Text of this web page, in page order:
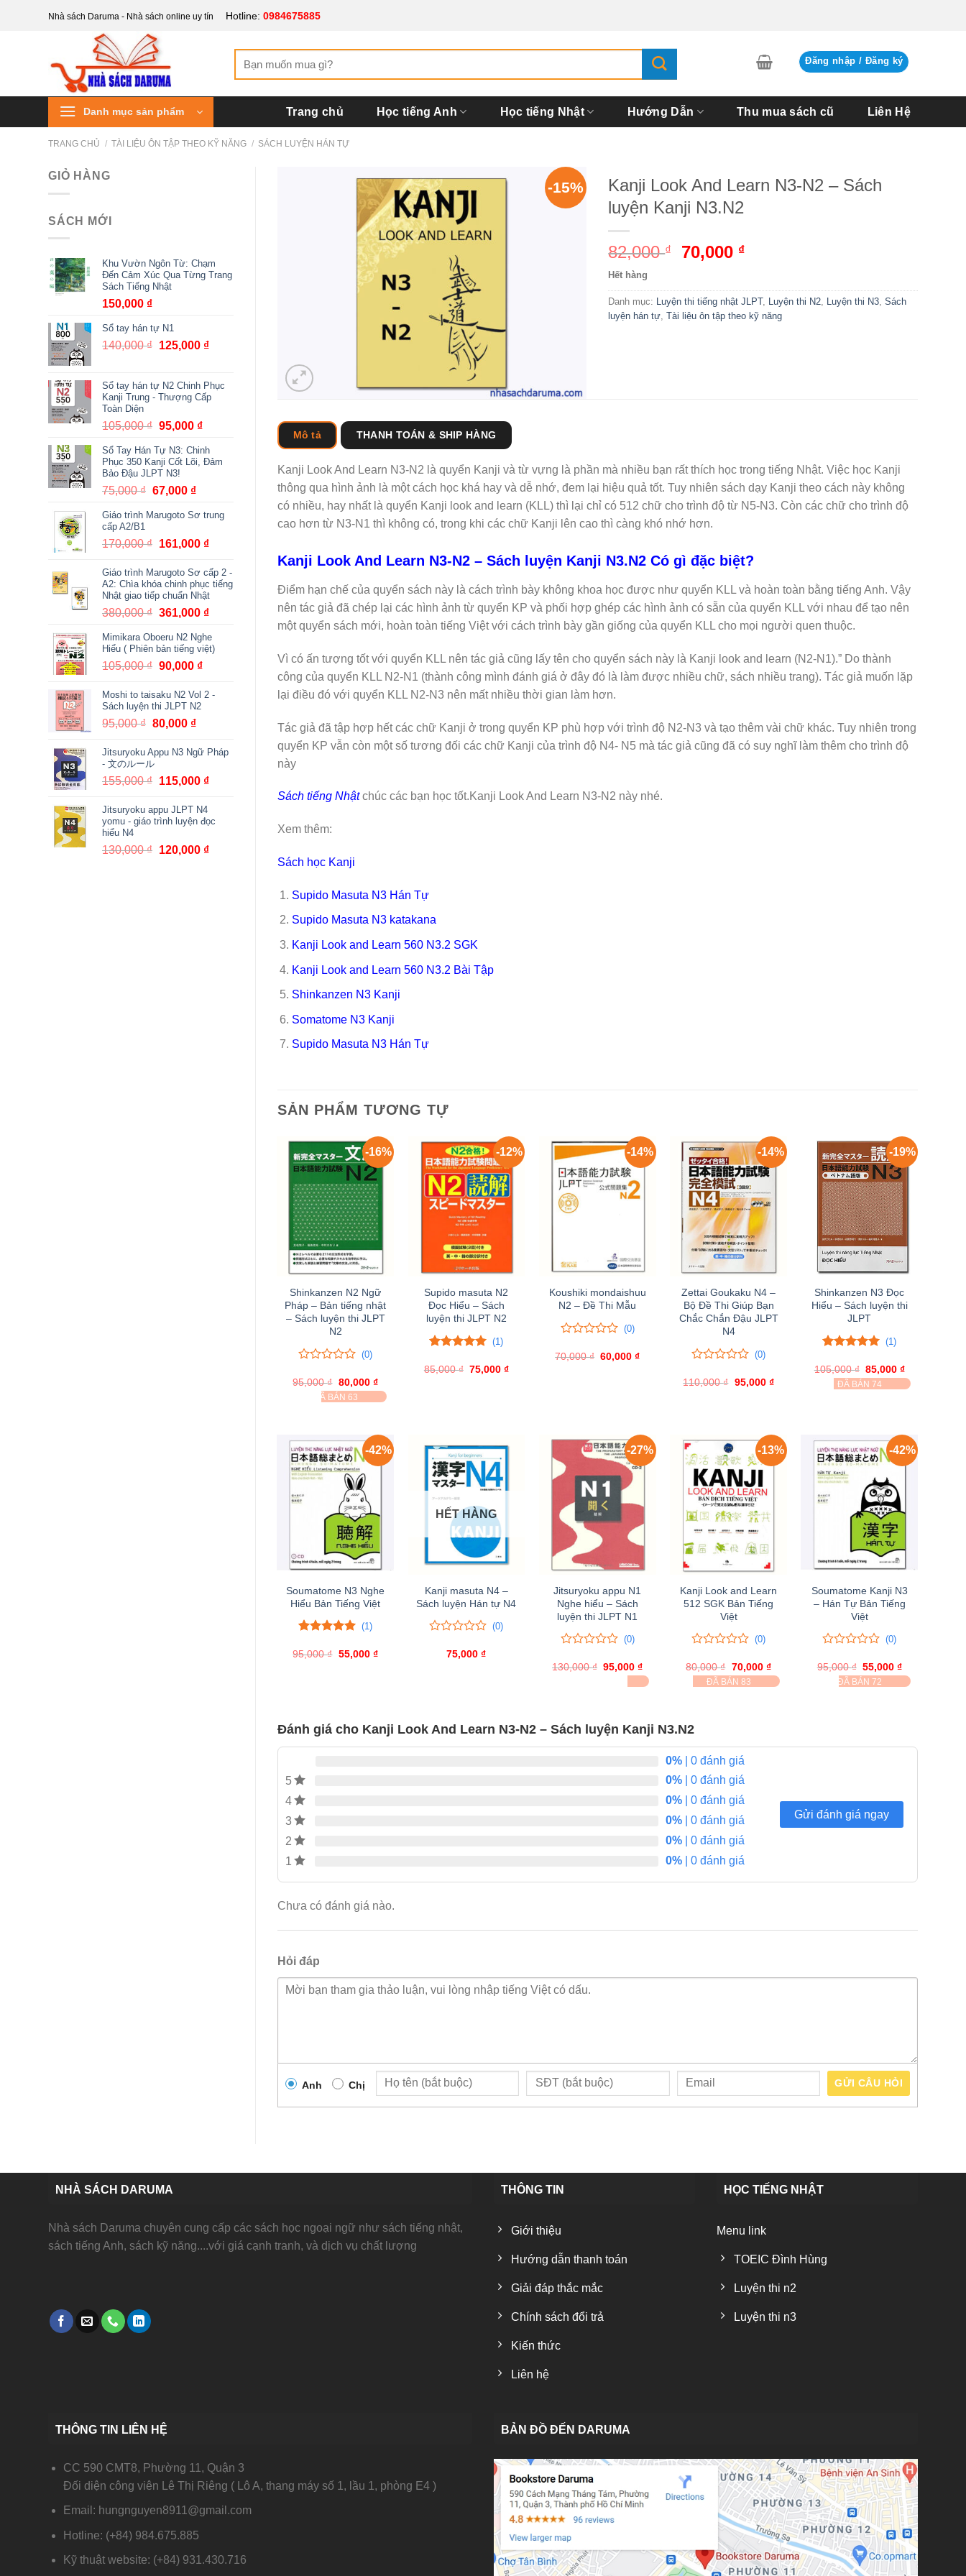
Nhà sách Daruma - Nhà sách online uy tín Hotline: 0984675885
kiếm:
Đăng nhập / Đăng ký
Danh mục sản phẩm Trang chủ Học tiếng Anh Học tiếng Nhật Hướng Dẫn Thu mua sách cũ Liên Hệ
TRANG CHỦ / TÀI LIỆU ÔN TẬP THEO KỸ NĂNG / SÁCH LUYỆN HÁN TỰ
GIỎ HÀNG
SÁCH MỚI
Khu Vườn Ngôn Từ: Chạm
Đến Cảm Xúc Qua Từng Trang
Sách Tiếng Nhật
150,000 ₫
Sổ tay hán tự N1
140,000₫ Giá
140,000 ₫.
125,000 ₫Giá
là:
Sổ tay hán tự N2 Chinh Phục
Kanji Trung - Thượng Cấp
Toàn Diện
105,000₫ Giá
là:
105,000 ₫.
95,000 ₫Giá
tại
Sổ Tay Hán Tự N3: Chinh
Phục 350 Kanji Cốt Lõi, Đảm
Bảo Đậu JLPT N3!
75,000₫ Giá
là:
67,000 ₫Giá
tại
67,000 ₫.
Giáo trình Marugoto Sơ trung
cấp A2/B1
170,000₫ Giá
là:
170,000 ₫.
161,000 ₫Giá
tại
là:
Giáo trình Marugoto Sơ cấp 2 -
A2: Chìa khóa chinh phục tiếng
Nhật giao tiếp chuẩn Nhật
380,000₫ Giá
là:
380,000 ₫.
361,000 ₫Giá
tại
là:
Mimikara Oboeru N2 Nghe
Hiểu ( Phiên bản tiếng việt)
105,000₫ Giá
là:
105,000 ₫.
90,000 ₫Giá
tại
Moshi to taisaku N2 Vol 2 -
Sách luyện thi JLPT N2
95,000₫ Giá
là:
95,000 ₫.
80,000 ₫Giá
tại
80,000 ₫.
Jitsuryoku Appu N3 Ngữ Pháp
- 文のルール
155,000₫ Giá
là:
155,000 ₫.
115,000 ₫Giá
là:
Jitsuryoku appu JLPT N4
yomu - giáo trình luyện đọc
hiểu N4
130,000₫ Giá
120,000 ₫Giá
-15%
Kanji Look And Learn N3-N2 – Sách
luyện Kanji N3.N2
82,000₫
Giá
là:
82,000 ₫.
70,000 ₫
tại
là:
70,000 ₫.
Hết hàng
Danh mục: Luyện thi tiếng nhật JLPT, Luyện thi N2 Luyện thi N3 ,Sách
luyện hán tự ,Tài liệu ôn tập theo kỹ năng
Mô tả THANH TOÁN & SHIP HÀNG
Kanji Look And Learn N3-N2 là quyển Kanji và từ vựng là phần mà nhiều bạn rất thích học trong tiếng Nhật. Việc học Kanji
thông qua hình ảnh là một cách học khá hay và dễ nhớ, đem lại hiệu quả tốt. Tuy nhiên sách dạy Kanji theo cách này không
có nhiều, hay nhất là quyển Kanji look and learn (KLL) thì lại chỉ có 512 chữ cho trình độ từ N5-N3. Còn các chữ cho trình độ
cao hơn từ N3-N1 thì không có, trong khi các chữ Kanji lên cao thì càng khó nhớ hơn.
Kanji Look And Learn N3-N2 – Sách luyện Kanji N3.N2 Có gì đặc biệt?
Điểm hạn chế của quyển sách này là cách trình bày không khoa học được như quyển KLL và hoàn toàn bằng tiếng Anh. Vậy
nên tác giả đã chép lại các hình ảnh từ quyển KP và phối hợp ghép các hình ảnh có sẵn của quyển KLL với nhau để tạo nên
một quyển sách mới, hoàn toàn tiếng Việt với cách trình bày gần giống của quyển KLL cho mọi người quen thuộc.
Vì có ấn tượng tốt với quyển KLL nên tác giả cũng lấy tên cho quyển sách này là Kanji look and learn (N2-N1).” Do thành
công của quyển KLL N2-N1 (thành công mình đánh giá ở đây đó là làm được nhiều chữ, sách nhiều trang). Tác giả muốn lặp
lại điều đó với quyển KLL N2-N3 nên mất nhiều thời gian làm hơn.
Tác giả đã tập hợp hết các chữ Kanji ở trong quyển KP phù hợp với trình độ N2-N3 và tạo thêm vài chữ khác. Tuy nhiên trong
quyển KP vẫn còn một số tương đối các chữ Kanji của trình độ N4- N5 mà tác giả cũng đã có suy nghĩ làm thêm cho trình độ
này
Sách tiếng Nhậtchúc các bạn học tốt.Kanji Look And Learn N3-N2 này nhé.
Xem thêm:
Sách học Kanji
Supido Masuta N3 Hán Tự
Supido Masuta N3 katakana
Kanji Look and Learn 560 N3.2 SGK
Kanji Look and Learn 560 N3.2 Bài Tập
Shinkanzen N3 Kanji
Somatome N3 Kanji
Supido Masuta N3 Hán Tự
SẢN PHẨM TƯƠNG TỰ
-16%
Shinkanzen N2 Ngữ
Pháp – Bản tiếng nhật
– Sách luyện thi JLPT
N2
trên
(0)
95,000₫ Giá
gốc
là:
80,000 ₫Giá
hiện
tại
ĐÃ BÁN 63
-12%
Supido masuta N2
Đọc Hiểu – Sách
luyện thi JLPT N2
đánh giá
(1)
85,000₫ Giá
75,000₫
-14%
Koushiki mondaishuu
N2 – Đề Thi Mẫu
trên
(0)
70,000₫ Giá
60,000₫
-14%
Zettai Goukaku N4 –
Bộ Đề Thi Giúp Bạn
Chắc Chắn Đậu JLPT
N4
trên
(0)
110,000₫ Giá
95,000 ₫Giá
-19%
Shinkanzen N3 Đọc
Hiểu – Sách luyện thi
JLPT
đánh giá
(1)
105,000₫ Giá
gốc
là:
85,000 ₫Giá
hiện
tại
ĐÃ BÁN 74
-42%
Soumatome N3 Nghe
Hiểu Bản Tiếng Việt
đánh giá
(1)
95,000₫ Giá
55,000 ₫Giá
HẾT HÀNG
Kanji masuta N4 –
Sách luyện Hán tự N4
trên
(0)
75,000₫
-27%
Jitsuryoku appu N1
Nghe hiểu – Sách
luyện thi JLPT N1
trên
(0)
130,000₫ Giá
95,000₫
hiện
tại
-13%
Kanji Look and Learn
512 SGK Bản Tiếng
Việt
trên
5
đánh
(0)
80,000₫ Giá
gốc
là:
70,000 ₫Giá
hiện
tại
ĐÃ BÁN 83
-42%
Soumatome Kanji N3
– Hán Tự Bản Tiếng
Việt
trên
đánh
(0)
95,000₫ Giá
gốc
là:
55,000 ₫Giá
hiện
tại
ĐÃ BÁN 72
Đánh giá cho Kanji Look And Learn N3-N2 – Sách luyện Kanji N3.N2
0% | 0 đánh giá
5
0% | 0 đánh giá
4
0% | 0 đánh giá
3
0% | 0 đánh giá
2
0% | 0 đánh giá
1
0% | 0 đánh giá
Gửi đánh giá ngay
Chưa có đánh giá nào.
Hỏi đáp
Anh Chị GỬI CÂU HỎI
NHÀ SÁCH DARUMA
Nhà sách Daruma chuyên cung cấp các sách học ngoại ngữ như sách tiếng nhật,
sách tiếng Anh, sách kỹ năng....với giá cạnh tranh, và dịch vụ chất lượng
THÔNG TIN
Giới thiệu
Hướng dẫn thanh toán
Giải đáp thắc mắc
Chính sách đổi trả
Kiến thức
Liên hệ
HỌC TIẾNG NHẬT
Menu link
TOEIC Đình Hùng
Luyện thi n2
Luyện thi n3
THÔNG TIN LIÊN HỆ
CC 590 CMT8, Phường 11, Quận 3
Đối diện công viên Lê Thị Riêng ( Lô A, thang máy số 1, lầu 1, phòng E4 )
Email: hungnguyen8911@gmail.com
Hotline: (+84) 984.675.885
Kỹ thuật website: (+84) 931.430.716
BẢN ĐỒ ĐẾN DARUMA